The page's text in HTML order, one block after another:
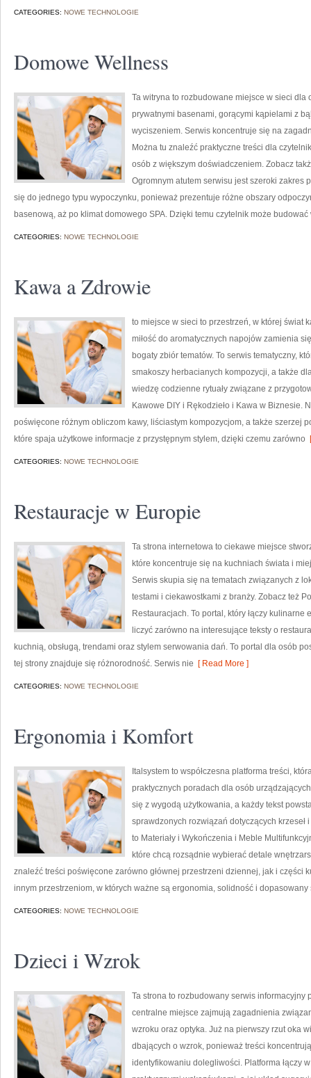
CATEGORIES: NOWE TECHNOLOGIE
Domowe Wellness
Ta witryna to rozbudowane miejsce w sieci
prywatnymi basenami, gorącymi kąpielami z
wyciszeniem. Serwis koncentruje się na
Można tu znaleźć praktyczne treści dla
osób z większym doświadczeniem. Zobacz
Ogromnym atutem serwisu jest szeroki
się do jednego typu wypoczynku, ponieważ prezentuje różne obszary
basenową, aż po klimat domowego SPA. Dzięki temu czytelnik może budować
CATEGORIES: NOWE TECHNOLOGIE
Kawa a Zdrowie
to miejsce w sieci to przestrzeń, w której świat
miłość do aromatycznych napojów zamienia
bogaty zbiór tematów. To serwis tematyczny,
smakoszy herbacianych kompozycji, a także
wiedzę codzienne rytuały związane z
Kawowe DIY i Rękodzieło i Kawa w Biznesie.
poświęcone różnym obliczom kawy, liściastym kompozycjom, a także szerzej
które spaja użytkowe informacje z przystępnym stylem, dzięki czemu zarówno
CATEGORIES: NOWE TECHNOLOGIE
Restauracje w Europie
Ta strona internetowa to ciekawe miejsce
które koncentruje się na kuchniach świata i
Serwis skupia się na tematach związanych z
testami i ciekawostkami z branży. Zobacz też
Restauracjach. To portal, który łączy
liczyć zarówno na interesujące teksty o
kuchnią, obsługą, trendami oraz stylem serwowania dań. To portal dla osób
tej strony znajduje się różnorodność. Serwis nie [ Read More ]
CATEGORIES: NOWE TECHNOLOGIE
Ergonomia i Komfort
Italsystem to współczesna platforma treści,
praktycznych poradach dla osób
się z wygodą użytkowania, a każdy tekst
sprawdzonych rozwiązań dotyczących
to Materiały i Wykończenia i Meble
które chcą rozsądnie wybierać detale
znaleźć treści poświęcone zarówno głównej przestrzeni dziennej, jak i części
innym przestrzeniom, w których ważne są ergonomia, solidność i dopasowany
CATEGORIES: NOWE TECHNOLOGIE
Dzieci i Wzrok
Ta strona to rozbudowany serwis informacyjny
centralne miejsce zajmują zagadnienia
wzroku oraz optyka. Już na pierwszy rzut oka
dbających o wzrok, ponieważ treści
identyfikowaniu dolegliwości. Platforma łączy